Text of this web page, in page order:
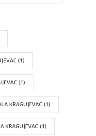
(1)
(1)
KRAGUJEVAC (1)
KRAGUJEVAC (1)